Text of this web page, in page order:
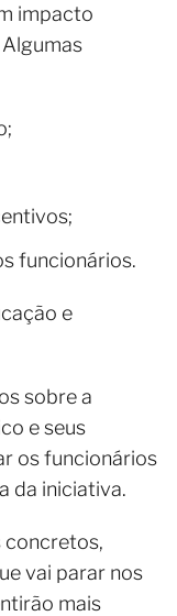
impacto
funcionários.
e
sobre a
e seus
os funcionários
da iniciativa.
concretos,
vai parar nos
mais